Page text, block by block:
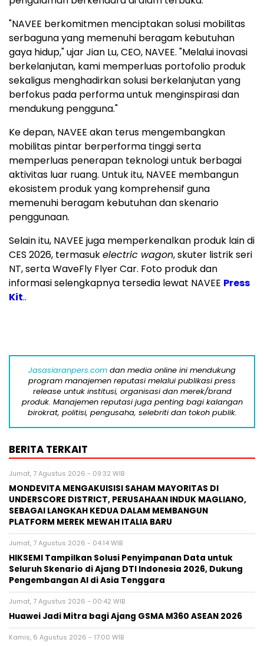
"NAVEE berkomitmen menciptakan solusi mobilitas
serbaguna yang memenuhi beragam kebutuhan
gaya hidup," ujarJian Lu, CEO, NAVEE. "Melalui inovasi
berkelanjutan, kami memperluas portofolio produk
sekaligus menghadirkan solusi berkelanjutan yang
berfokus pada performa untuk menginspirasi dan
mendukung pengguna."
Ke depan, NAVEE akan terus mengembangkan
mobilitas pintar berperforma tinggi serta
memperluas penerapan teknologi untuk berbagai
aktivitas luar ruang. Untuk itu, NAVEE membangun
ekosistem produk yang komprehensif guna
memenuhi beragam kebutuhan dan skenario
penggunaan.
Selain itu, NAVEE juga memperkenalkan produk lain di
CES 2026, termasukelectric wagon, skuter listrik seri
NT, serta WaveFly Flyer Car. Foto produk dan
informasi selengkapnya tersedia lewat NAVEE Press
Kit..
Jasasiaranpers.com dan media online ini mendukung
program manajemen reputasi melalui publikasi press
release untuk institusi, organisasi dan merek/brand
produk. Manajemen reputasi juga penting bagi kalangan
birokrat, politisi, pengusaha, selebriti dan tokoh publik.
BERITA TERKAIT
Jumat, 7 Agustus 2026 - 09:32 WIB
MONDEVITA MENGAKUISISI SAHAM MAYORITAS DI
UNDERSCORE DISTRICT, PERUSAHAAN INDUK MAGLIANO,
SEBAGAI LANGKAH KEDUA DALAM MEMBANGUN
PLATFORM MEREK MEWAH ITALIA BARU
Jumat, 7 Agustus 2026 - 04:14 WIB
HIKSEMI Tampilkan Solusi Penyimpanan Data untuk
Seluruh Skenario di Ajang DTI Indonesia 2026, Dukung
Pengembangan AI di Asia Tenggara
Jumat, 7 Agustus 2026 - 00:42 WIB
Huawei Jadi Mitra bagi Ajang GSMA M360 ASEAN 2026
Kamis, 6 Agustus 2026 - 17:00 WIB